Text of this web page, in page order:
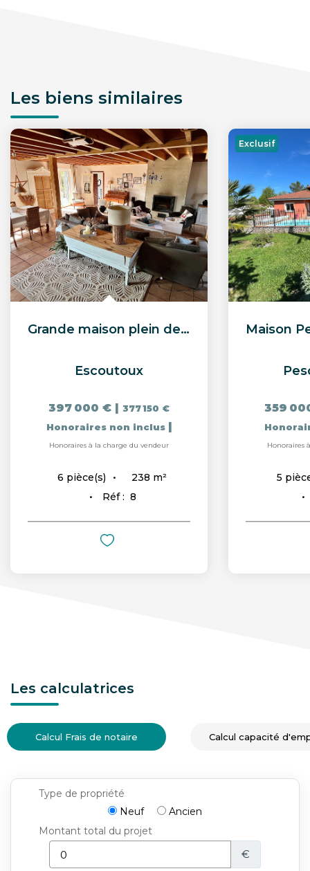
Les biens similaires
Grande maison plein de charme - campagne Escoutoux
Escoutoux
397 000 € | 377 150 €
Honoraires non inclus |
Honoraires à la charge du vendeur
6 pièce(s) 238 m²
Réf : 8
Exclusif
359
Honoraires
5
Les calculatrices
Calcul Frais de notaire Calcul capacité